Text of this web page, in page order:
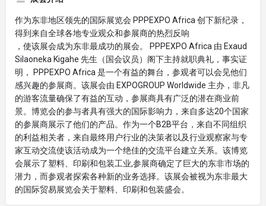
作为东非地区领先的国际展览会 PPPEXPO Africa 创下新纪录，
得到来自全球各地专业观众和参展商的热烈反响
，使该展会成为东非最成功的展会。 PPPEXPO Africa 由 Exaud
Silaoneka Kigahe 先生（国会议员）阁下主持就职典礼，事实证
明， PPPEXPO Africa 是一个有益的舞台，参观者可以会见他们
感兴趣的参展商。该展会由 EXPOGROUP Worldwide 主办，非凡
的游客流量确保了有益的互动，参展商具有广泛的潜在商业前
景。博览会的参与者具有强大的国际影响力，来自多达20个国家
的参展商展示了他们的产品。作为一个B2B平台，来自不同组织
的利益相关者，来自最终用户行业的决策者以及行业观察家与专
家互动交流使该活动成为一个绝佳的交流平台建立关系。该博览
会展示了塑料、印刷和包装工业,参展商确定了巨大的东非市场的
潜力，而参观者探索各种新的业务选择。该展会被视为东非最大
的国际贸易展览会关于塑料、印刷和包装盛会。